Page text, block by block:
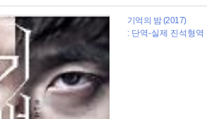
기억의 밤 (2017)
: 단역-실제 진석형역